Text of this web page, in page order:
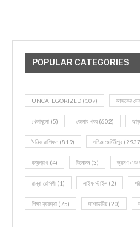
POPULAR CATEGORIES
UNCATEGORIZED (107) আজকের
খেলাধূলো (5) জেলার খবর (602)
দৈনিক রাশিফল (819) পশ্চিম মেদিনীপুর
বন্যপ্রাণ (4) বিনোদন(3) ভ্রমণ এবং
রান্না-রেসিপী (1) লাইফ স্টাইল (2)
শিক্ষা ব্যবস্থা (75) সম্পাদকীয় (20)